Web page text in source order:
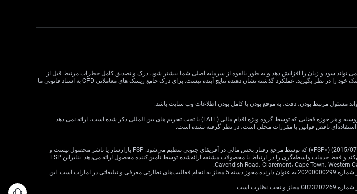
معاملات CFD دارای ریسک بالایی است و ممکن است برای همه سرمایه گذاران مناسب نباشد. اهرم در معاملات CFD می تواند سود و زیان را افزایش دهد و به طور بالقوه از سرمایه اصلی شما بیشتر شود. درک و تصدیق کامل خطرات مرتبط قبل از
معامله CFD بسیار مهم است. قبل از تصمیم گیری در مورد معاملات، وضعیت مالی، اهداف سرمایه گذاری و تحمل ریسک خود را در نظر بگیرید. عملکرد گذشته نشان دهنده نتایج آینده نیست. برای درک جامع ریسک های معاملاتی CFD به اسناد قانونی ما
VT Markets خدمات خود را به ساکنان برخی حوزه های قضایی، از جمله اما نه محدود به ایالات متحده، سنگاپور، هند، روسیه و هر حوزه قضایی که توسط گروه ویژه اقدام مالی (FATF) یا تحت تحریم های بین المللی ذکر شده است، ارائه نمی دهد.
ناقض قوانین یا مقررات محلی است، در نظر گرفته نشده است.
· VT Markets (Pty) Ltd یک ارائه‌دهنده خدمات مالی مجاز است (شماره FSP: 50865، شماره ثبت شرکت: 2015/072049/07) («FSP») که توسط مرجع رفتار بخش مالی در آفریقای جنوبی تنظیم می‌شود. FSP بازارساز یا ناشر محصول نیست و
صرفاً به‌عنوان یک واسطه مطابق با قانون FAIS بین مشتری و VT Markets Limited («تأمین‌کننده محصول») عمل می‌کند و فقط خدمات واسطه‌گری را در ارتباط با محصولات مشتقه ارائه‌شده توسط تأمین‌کننده محصول ارائه می‌دهد. بنابراین FSP
· شرکت VT Markets (Pty) Ltd – شعبه دبی توسط سازمان بازارهای سرمایه امارات متحده عربی (CMA) تحت مجوز شماره 20200000299 به عنوان دارنده مجوز دسته 5 مجاز به انجام فعالیت‌های نظارتی معرفی و تبلیغاتی در امارات است. این